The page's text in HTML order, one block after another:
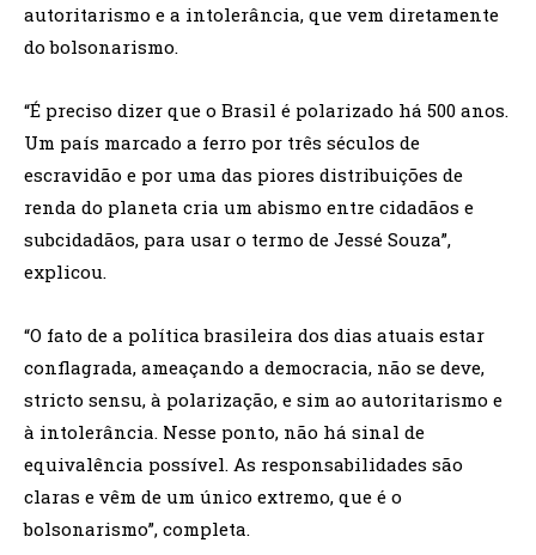
autoritarismo e a intolerância, que vem diretamente
do bolsonarismo.
“É preciso dizer que o Brasil é polarizado há 500 anos.
Um país marcado a ferro por três séculos de
escravidão e por uma das piores distribuições de
renda do planeta cria um abismo entre cidadãos e
subcidadãos, para usar o termo de Jessé Souza”,
explicou.
“O fato de a política brasileira dos dias atuais estar
conflagrada, ameaçando a democracia, não se deve,
stricto sensu, à polarização, e sim ao autoritarismo e
à intolerância. Nesse ponto, não há sinal de
equivalência possível. As responsabilidades são
claras e vêm de um único extremo, que é o
bolsonarismo”, completa.